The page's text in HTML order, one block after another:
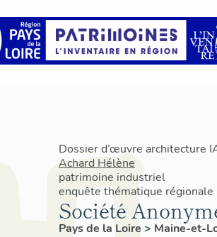
Dossier d’œuvre architecture
Achard Hélène
patrimoine industriel
enquête thématique régionale
Société
Pays de la Loire > Maine-et-